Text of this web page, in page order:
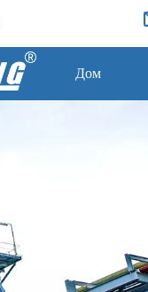
Дом